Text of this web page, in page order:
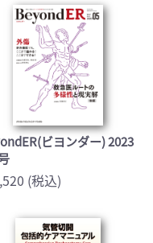
ビヨンダー) 2023
(税込)